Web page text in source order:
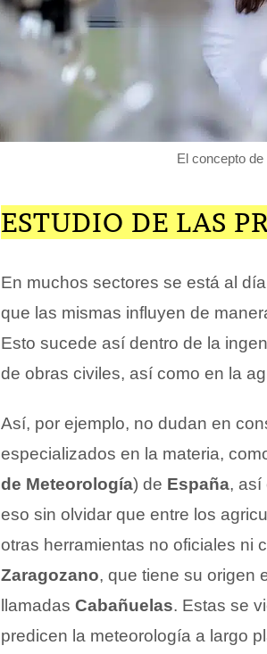
El concepto
ESTUDIO DE LAS
En muchos sectores se está al
que las mismas influyen de
Esto sucede así dentro de la
de obras civiles, así como en la
Así, por ejemplo, no dudan en
especializados en la materia,
de Meteorología) de España, así
eso sin olvidar que entre los
otras herramientas no oficiales ni
Zaragozano, que tiene su origen
llamadas Cabañuelas. Estas se
predicen la meteorología a largo